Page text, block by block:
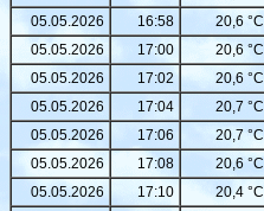
05.05.2026
16:58 20,6 °C
05.05.2026
17:00 20,6 °C
05.05.2026
17:02 20,6 °C
05.05.2026
17:04 20,7 °C
05.05.2026
17:06 20,7 °C
05.05.2026
17:08 20,6 °C
05.05.2026
17:10 20,4 °C